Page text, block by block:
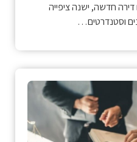
חדשה, ישנה ציפייה
וסטנדרטים…